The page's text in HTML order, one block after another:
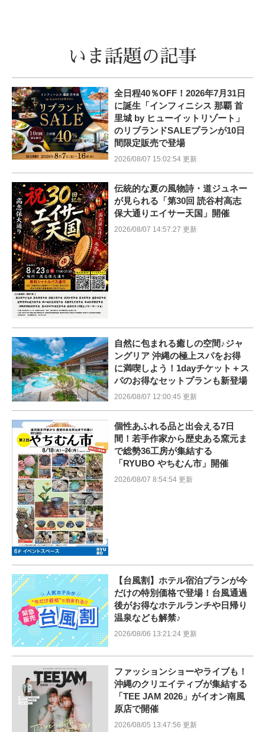
いま話題の記事
全日程40％OFF！2026年7月31日
に誕生「インフィニシス 那覇 首
里城 by ヒューイットリゾート」
のリブランドSALEプランが10日
間限定販売で登場
2026/08/07 15:02:54 更新
伝統的な夏の風物詩・道ジュネー
が見られる「第30回 読谷村高志
保大通りエイサー天国」開催
2026/08/07 14:57:27 更新
自然に包まれる癒しの空間♪ジャ
ングリア 沖縄の極上スパをお得
に満喫しよう！1dayチケット＋ス
パのお得なセットプランも新登場
2026/08/07 12:00:45 更新
個性あふれる品と出会える7日
間！若手作家から歴史ある窯元ま
で総勢36工房が集結する
「RYUBO やちむん市」開催
2026/08/07 8:54:54 更新
【台風割】ホテル宿泊プランが今
だけの特別価格で登場！台風通過
後がお得なホテルランチや日帰り
温泉なども解禁♪
2026/08/06 13:21:24 更新
ファッションショーやライブも！
沖縄のクリエイティブが集結する
「TEE JAM 2026」がイオン南風
原店で開催
2026/08/05 13:47:56 更新